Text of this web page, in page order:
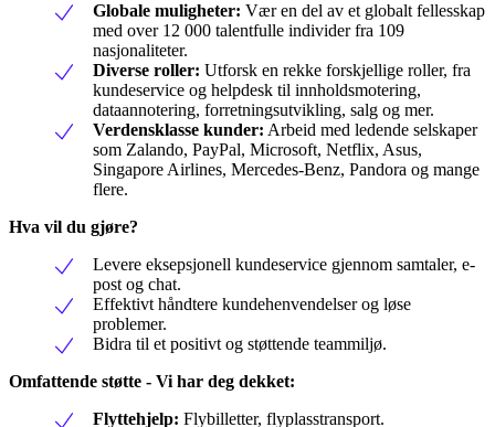
Globale muligheter: Vær en del av et globalt fellesskap
med over 12 000 talentfulle individer fra 109
nasjonaliteter.
Diverse roller: Utforsk en rekke forskjellige roller, fra
kundeservice og helpdesk til innholdsmotering,
dataannotering, forretningsutvikling, salg og mer.
Verdensklasse kunder: Arbeid med ledende selskaper
som Zalando, PayPal, Microsoft, Netflix, Asus,
Singapore Airlines, Mercedes-Benz, Pandora og mange
flere.
Hva vil du gjøre?
Levere eksepsjonell kundeservice gjennom samtaler, e-
post og chat.
Effektivt håndtere kundehenvendelser og løse
problemer.
Bidra til et positivt og støttende teammiljø.
Omfattende støtte - Vi har deg dekket:
Flyttehjelp: Flybilletter, flyplasstransport.